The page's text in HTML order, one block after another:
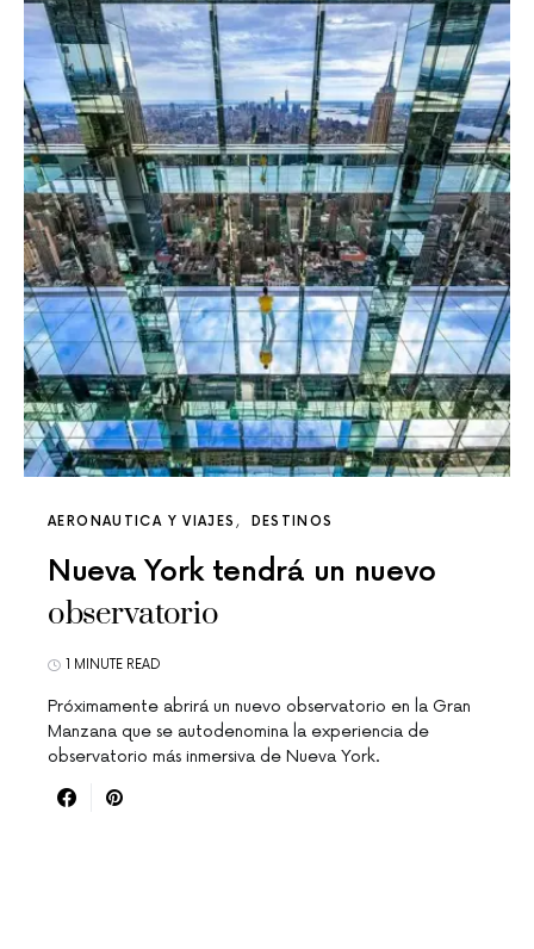
AERONAUTICA Y VIAJES DESTINOS
Nueva York tendrá un nuevo
observatorio
1 MINUTE READ
Próximamente abrirá un nuevo observatorio en la Gran
Manzana que se autodenomina la experiencia de
observatorio más inmersiva de Nueva York.